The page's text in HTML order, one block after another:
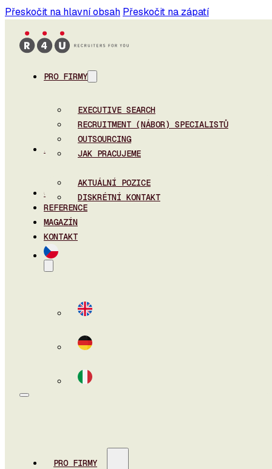
Přeskočit na hlavní obsah Přeskočit na zápatí
PRO FIRMY
EXECUTIVE SEARCH
RECRUITMENT (NÁBOR) SPECIALISTŮ
OUTSOURCING
JAK PRACUJEME
PRO UCHAZEČE
AKTUÁLNÍ POZICE
DISKRÉTNÍ KONTAKT
O NÁS
REFERENCE
MAGAZÍN
KONTAKT
PRO FIRMY